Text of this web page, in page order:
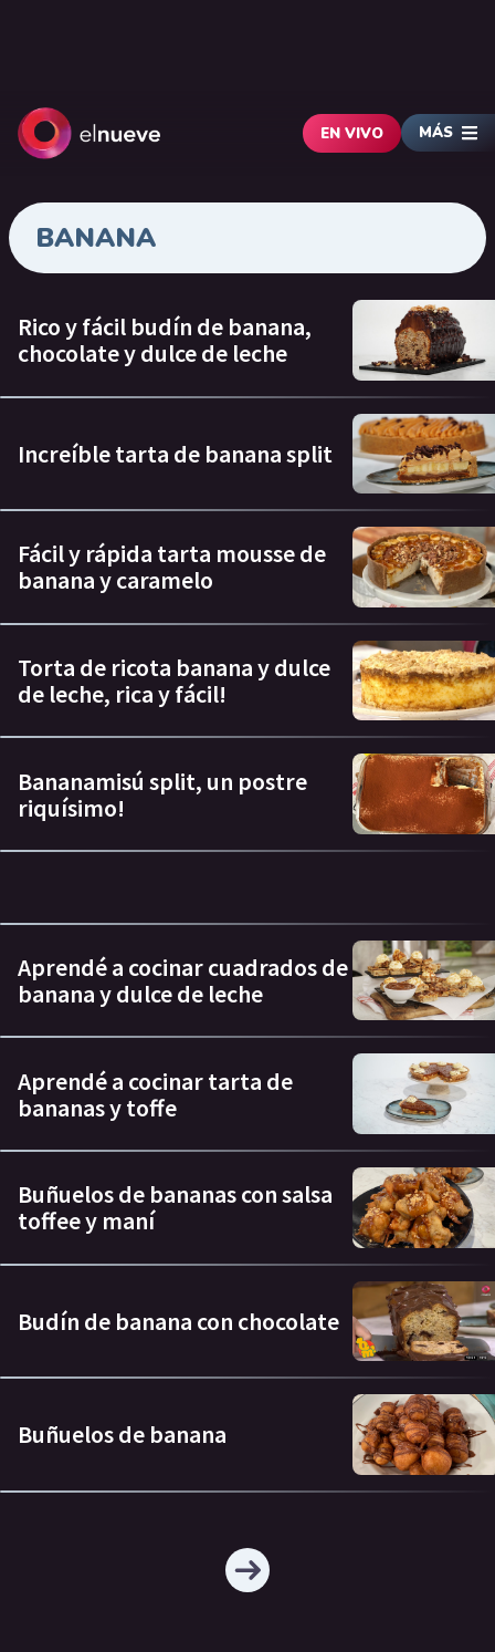
EN VIVO MÁS
BANANA
Rico y fácil budín de banana,
chocolate y dulce de leche
Increíble tarta de banana split
Fácil y rápida tarta mousse de
banana y caramelo
Torta de ricota banana y dulce
de leche, rica y fácil!
Bananamisú split, un postre
riquísimo!
Aprendé a cocinar cuadrados de
banana y dulce de leche
Aprendé a cocinar tarta de
bananas y toffe
Buñuelos de bananas con salsa
toffee y maní
Budín de banana con chocolate
Buñuelos de banana